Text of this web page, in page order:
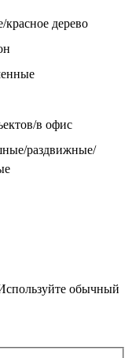
красное дерево
в офис
раздвижные/
обычный